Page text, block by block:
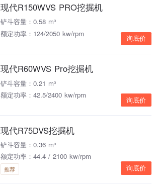
现代R150WVS PRO挖掘机
铲斗容量：0.58 m³
额定功率：124/2050 kw/rpm
询底价
现代R60WVS Pro挖掘机
铲斗容量：0.21 m³
额定功率：42.5/2400 kw/rpm
询底价
现代R75DVS挖掘机
铲斗容量：0.36 m³
额定功率：44.4 / 2100 kw/rpm
推荐 询底价